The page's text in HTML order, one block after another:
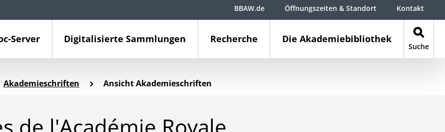
Server Digitalisierte Sammlungen Recherche Die Akademiebibliothek
Suche
BBAW.de Öffnungszeiten & Standort Kontakt
Akademieschriften Ansicht Akademieschriften
de l'Académie Royale